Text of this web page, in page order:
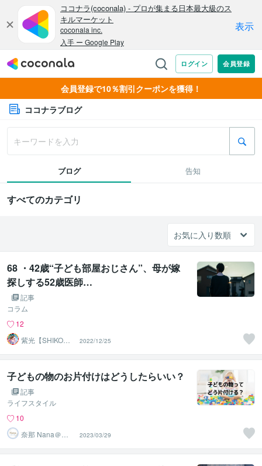
会員登録で10％割引クーポンを獲得！
ココナラブログ
ブログ 告知
すべてのカテゴリ
68 ・42歳“子ども部屋おじさん”、母が嫁
探しする52歳医師…
記事
コラム
12
紫光【SHIKO】
遠隔透視鑑定士
2022/12/25
子どもの物のお片付けはどうしたらいい？
記事
ライフスタイル
10
奈那 Nana＠
心・暮らしの片
付けコーチ
2023/03/29